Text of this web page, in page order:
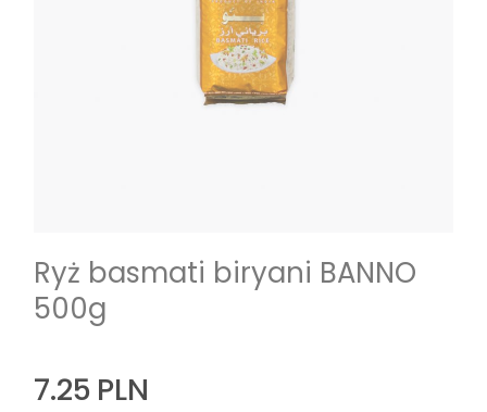
Ryż basmati biryani BANNO
500g
7.25 PLN